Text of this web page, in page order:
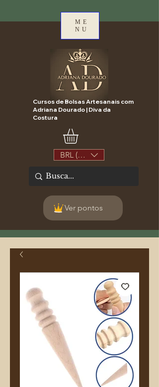
ME
NU
Cursos de Bolsas Artesanais com
Adriana Dourado | Diva da
Costura
BRL (R$)
Ver pontos